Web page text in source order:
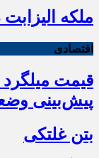
ملکه
اقتصادی
پیش‌بینی
بتن غلتکی